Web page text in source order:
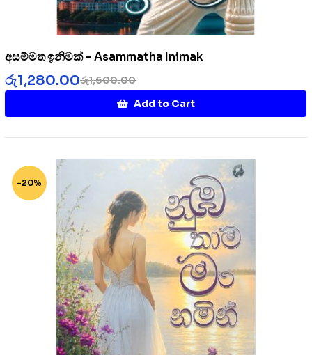
අසම්මත ඉනිමක් – Asammatha Inimak
රු1,600.00
රු1,280.00
Add to Cart
-20%